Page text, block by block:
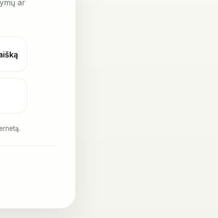
ar